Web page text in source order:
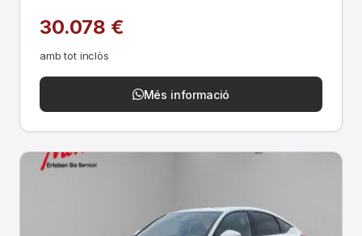
30.078 €
amb tot inclòs
Més informació